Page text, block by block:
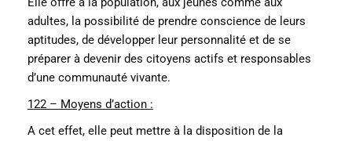
adultes, la possibilité de prendre conscience de leurs
aptitudes, de développer leur personnalité et de se
préparer à devenir des citoyens actifs et responsables
d’une communauté vivante.
122 – Moyens d’action :
A cet effet, elle peut mettre à la disposition de la